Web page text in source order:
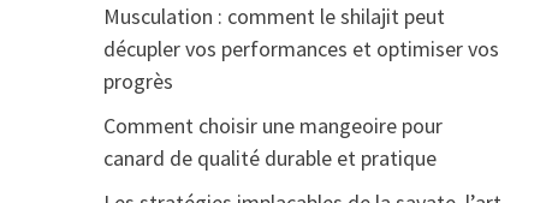
Musculation : comment le shilajit peut
décupler vos performances et optimiser vos
progrès
Comment choisir une mangeoire pour
canard de qualité durable et pratique